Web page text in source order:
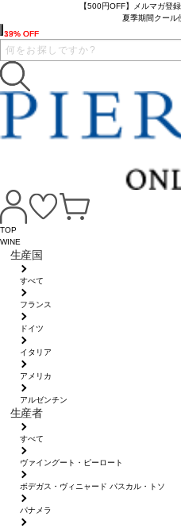
【500円OFF】メルマガ登
夏季期間クール
TOP
WINE
生産国
すべて
フランス
ドイツ
イタリア
アメリカ
アルゼンチン
生産者
すべて
ヴァイングート・ピーロート
ボデガス・ヴィニャード パスカル・トソ
パナメラ
19% OFF
33% OFF